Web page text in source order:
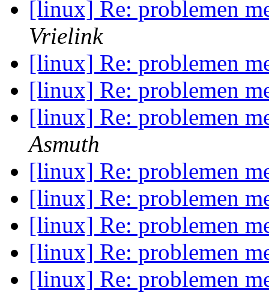
[linux] Re: problemen
Vrielink
[linux] Re: problemen
[linux] Re: problemen
[linux] Re: problemen
Asmuth
[linux] Re: problemen
[linux] Re: problemen
[linux] Re: problemen
[linux] Re: problemen
[linux] Re: problemen